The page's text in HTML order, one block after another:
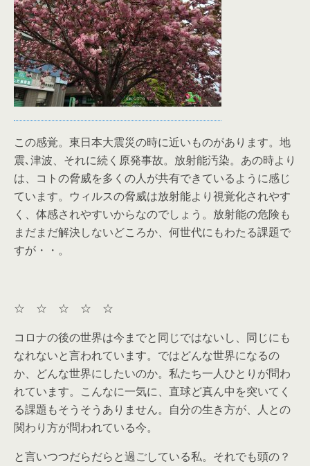
この感覚。東日本大震災の時に近いものがあります。地
震､津波、それに続く原発事故。放射能汚染。あの時より
は、コトの脅威を多くの人が共有できているように感じ
ています。ウィルスの脅威は放射能より視覚化されやす
く、体感されやすいからなのでしょう。放射能の危険も
まだまだ解決しないどころか、何世代にもわたる課題で
すが・・。
☆ ☆ ☆ ☆ ☆
コロナの後の世界は今までと同じではないし、同じにも
なれないと言われています。ではどんな世界になるの
か、どんな世界にしたいのか。私たち一人ひとりが問わ
れています。こんなに一気に、直球ど真ん中を突いてく
る課題もそうそうありません。自分の生き方が、人との
関わり方が問われている今。
と言いつつだらだらと過ごしている私。それでも頭の？